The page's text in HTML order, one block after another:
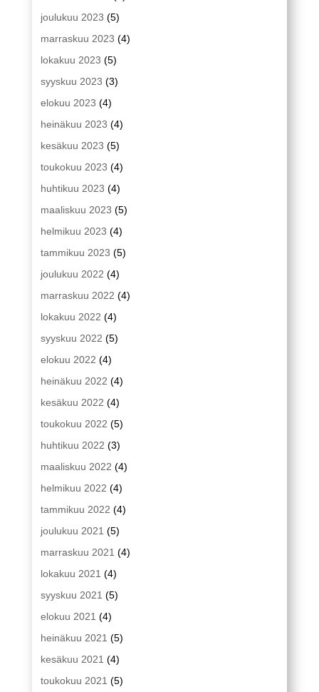
joulukuu 2023 (5)
marraskuu 2023 (4)
lokakuu 2023 (5)
syyskuu 2023 (3)
elokuu 2023 (4)
heinäkuu 2023 (4)
kesäkuu 2023 (5)
toukokuu 2023 (4)
huhtikuu 2023 (4)
maaliskuu 2023 (5)
helmikuu 2023 (4)
tammikuu 2023 (5)
joulukuu 2022 (4)
marraskuu 2022 (4)
lokakuu 2022 (4)
syyskuu 2022 (5)
elokuu 2022 (4)
heinäkuu 2022 (4)
kesäkuu 2022 (4)
toukokuu 2022 (5)
huhtikuu 2022 (3)
maaliskuu 2022 (4)
helmikuu 2022 (4)
tammikuu 2022 (4)
joulukuu 2021 (5)
marraskuu 2021 (4)
lokakuu 2021 (4)
syyskuu 2021 (5)
elokuu 2021 (4)
heinäkuu 2021 (5)
kesäkuu 2021 (4)
toukokuu 2021 (5)